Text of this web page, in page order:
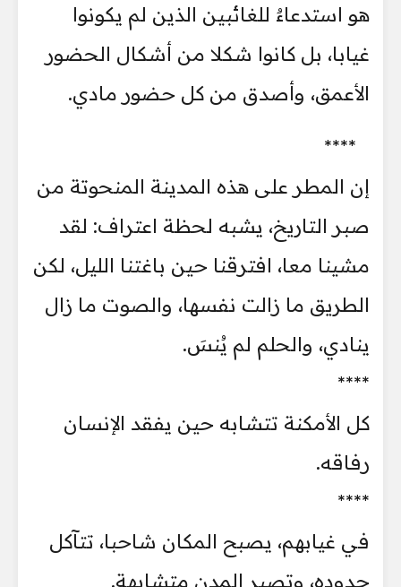
هو استدعاءٌ للغائبين الذين لم يكونوا
غيابا، بل كانوا شكلا من أشكال الحضور
الأعمق، وأصدق من كل حضور مادي.
****
إن المطر على هذه المدينة المنحوتة من
صبر التاريخ، يشبه لحظة اعتراف: لقد
مشينا معا، افترقنا حين باغتنا الليل، لكن
الطريق ما زالت نفسها، والصوت ما زال
ينادي، والحلم لم يُنسَ.
****
كل الأمكنة تتشابه حين يفقد الإنسان
رفاقه.
****
في غيابهم، يصبح المكان شاحبا، تتآكل
حدوده، وتصير المدن متشابهة.